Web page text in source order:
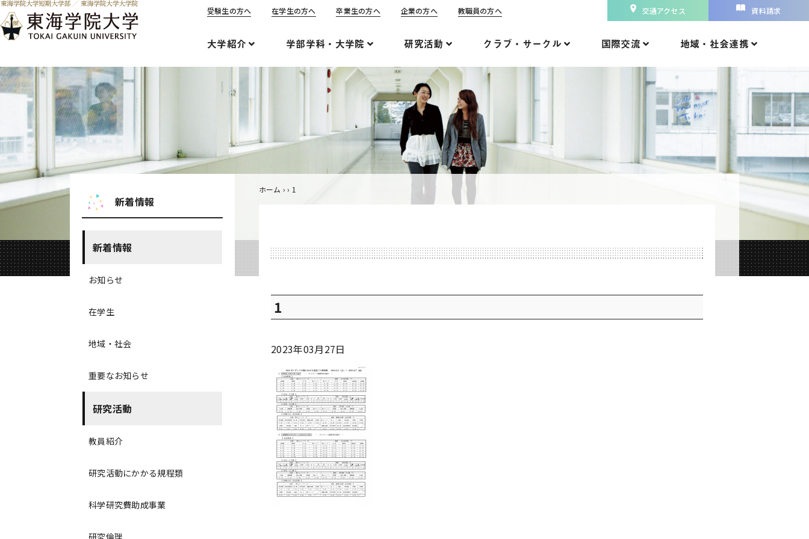
受験生の方へ 在学生の方へ 卒業生の方へ 企業の方へ 教職員の方へ 交通アクセス 資料請求
大学紹介 学部学科・大学院 研究活動 クラブ・サークル 国際交流 地域・社会連携
ホーム ›› 1
1
2023年03月27日
新着情報
新着情報
お知らせ
在学生
地域・社会
重要なお知らせ
研究活動
教員紹介
研究活動にかかる規程類
科学研究費助成事業
研究倫理